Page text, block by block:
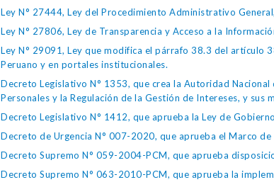
Ley N° 27444, Ley del Procedimiento Administrativo
Ley N° 27806, Ley de Transparencia y Acceso a la
Ley N° 29091, Ley que modifica el párrafo 38.3 del artículo
Peruano y en portales institucionales.
Decreto Legislativo N° 1353, que crea la Autoridad
Personales y la Regulación de la Gestión de Intereses, y sus
Decreto Legislativo N° 1412, que aprueba la Ley de
Decreto de Urgencia N° 007-2020, que aprueba el Marco
Decreto Supremo N° 059-2004-PCM, que aprueba
Decreto Supremo N° 063-2010-PCM, que aprueba la